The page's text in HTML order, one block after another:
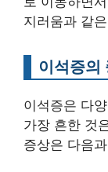
지러움과 같
이석증의
이석증은 다
가장 흔한 것
증상은 다음